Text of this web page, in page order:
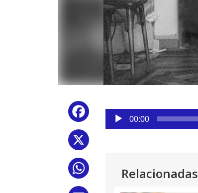
Facebook
WhatsApp
Reproductor
audio
00:00
Relacionadas